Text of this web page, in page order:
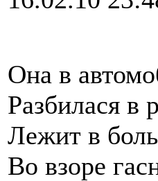
Она в
Разбилася в
Лежит в
Во взоре